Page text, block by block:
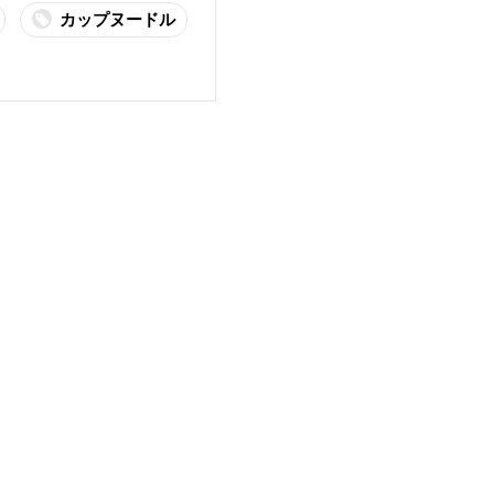
カップヌードル